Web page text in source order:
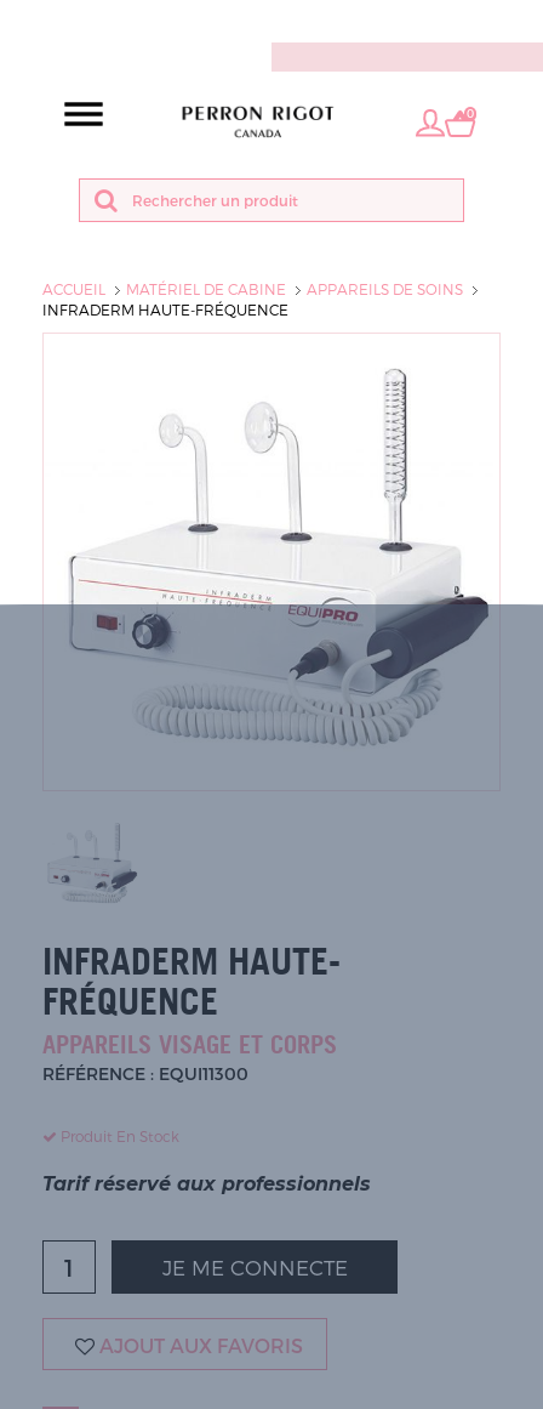
0
ACCUEIL MATÉRIEL DE CABINE
APPAREILS DE SOINS
INFRADERM HAUTE-FRÉQUENCE
INFRADERM HAUTE-
FRÉQUENCE
APPAREILS VISAGE ET CORPS
RÉFÉRENCE : EQUI11300
Produit En Stock
Tarif réservé aux professionnels
JE ME CONNECTE
AJOUT AUX FAVORIS